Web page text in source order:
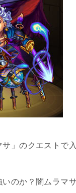
」のクエストで
のか？闇ムラマ